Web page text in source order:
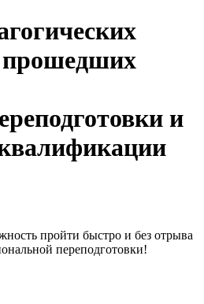
прошедших
и
пройти быстро и без отрыва
переподготовки!